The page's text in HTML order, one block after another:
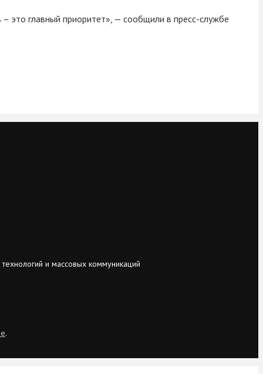
это главный приоритет», — сообщили в пресс-службе
и массовых коммуникаций
.